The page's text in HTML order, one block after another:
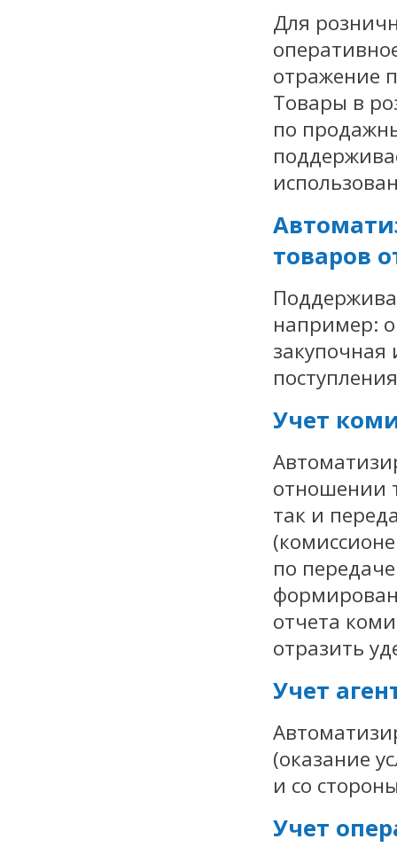
Для
отражение
Товары в
по
товаров
например:
Учет
отношении
так и
по
отчета
отразить
Учет
(оказание
и со
Учет